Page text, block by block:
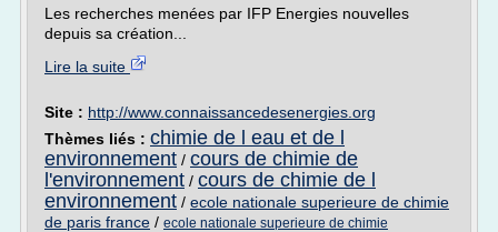
Les recherches menées par IFP Energies nouvelles
depuis sa création...
Lire la suite
Site : http://www.connaissancedesenergies.org
Thèmes liés : chimie de l eau et de l
environnement / cours de chimie de
l'environnement / cours de chimie de l
environnement / ecole nationale superieure de chimie
de paris france / ecole nationale superieure de chimie